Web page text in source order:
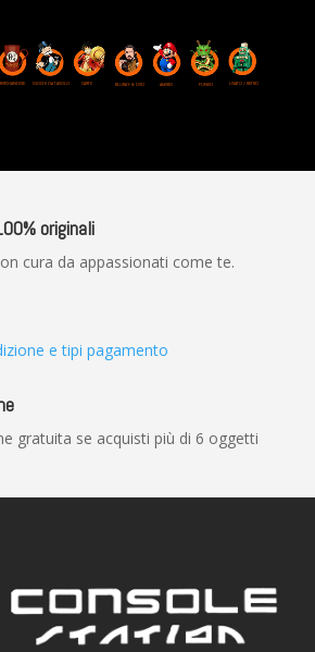
GIOCHI DA TAVOLO CARTE BLURAY & DVD AMIIBO FUNKO USATO / RETRO
originali
cura da appassionati come te.
e tipi pagamento
gratuita se acquisti più di 6 oggetti